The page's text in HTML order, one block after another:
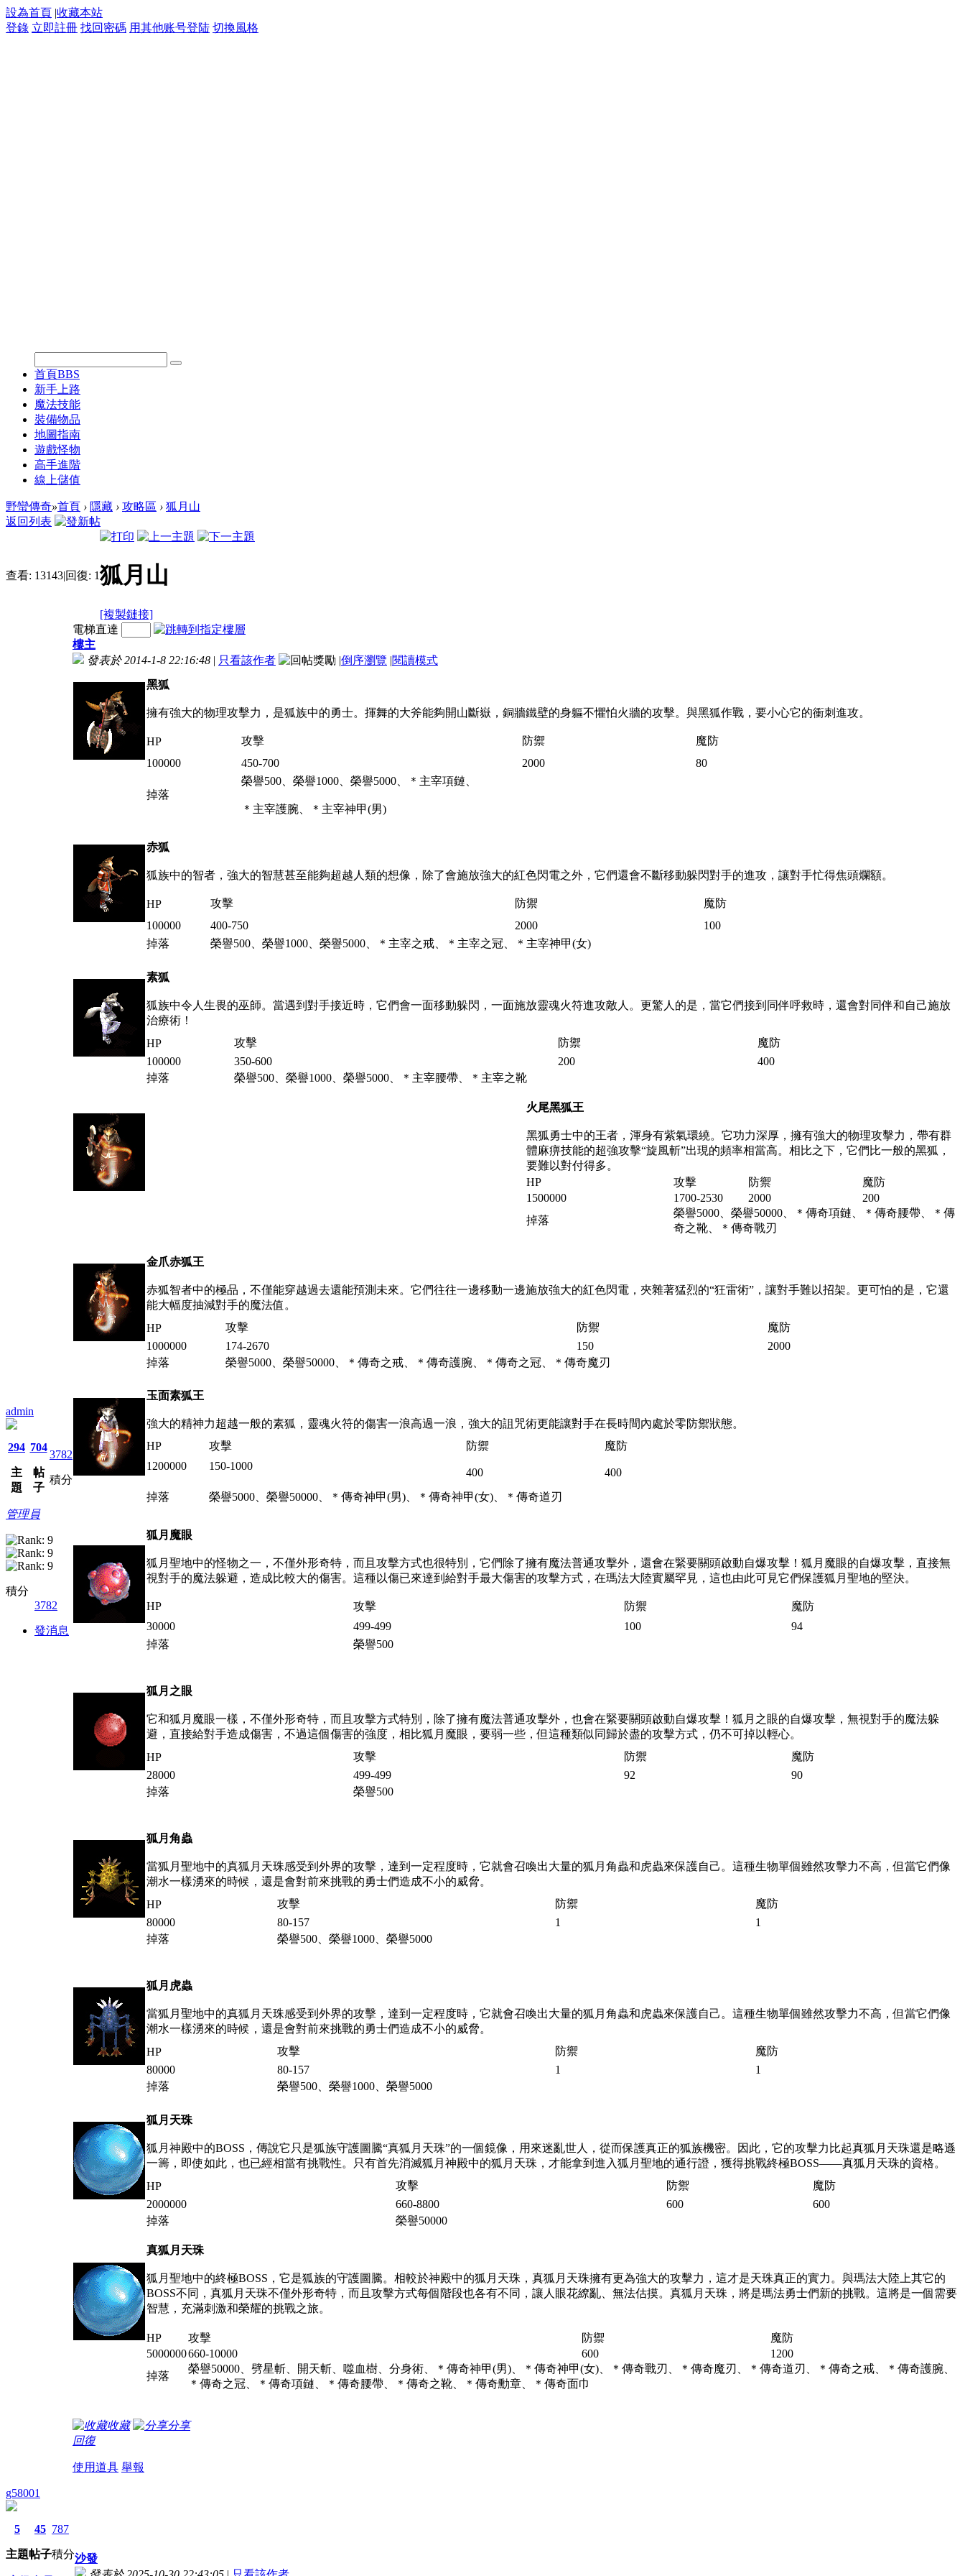
設為首頁 |收藏本站
登錄 立即註冊 找回密碼 用其他账号登陆 切換風格
首頁BBS
新手上路
魔法技能
裝備物品
地圖指南
遊戲怪物
高手進階
線上儲值
野蠻傳奇»首頁 › 隱藏 › 攻略區 › 狐月山
返回列表
查看: 13143|回復: 1狐月山
[複製鏈接]
admin
294
主
題
704
帖
子
3782
積分
管理員
積分
3782
發消息
電梯直達
樓主
發表於 2014-1-8 22:16:48 | 只看該作者 |倒序瀏覽 |閱讀模式
黑狐
擁有強大的物理攻擊力，是狐族中的勇士。揮舞的大斧能夠開山斷嶽，銅牆鐵壁的身軀不懼怕火牆的攻擊。與黑狐作戰，要小心它的衝刺進攻。
HP 攻擊 防禦
魔防
100000
450-700 2000 80
掉落
榮譽500 、榮譽1000、榮譽5000、＊主宰項鏈、
＊主宰護腕、＊主宰神甲(男)
赤狐
狐族中的智者，強大的智慧甚至能夠超越人類的想像，除了會施放強大的紅色閃電之外，它們還會不斷移動躲閃對手的進攻，讓對手忙得焦頭爛額。
HP 攻擊 防禦
魔防
100000
400-750 2000
100
掉落
榮譽500 、榮譽1000、榮譽5000、＊主宰之戒、＊主宰之冠、＊主宰神甲(女)
素狐
狐族中令人生畏的巫師。當遇到對手接近時，它們會一面移動躲閃，一面施放靈魂火符進攻敵人。更驚人的是，當它們接到同伴呼救時，還會對同伴和自己施放
治療術！
HP
攻擊 防禦
魔防
100000
350-600 200
400
掉落
榮譽500 、榮譽1000、榮譽5000、＊主宰腰帶、＊主宰之靴
火尾黑狐王
黑狐勇士中的王者，渾身有紫氣環繞。它功力深厚，擁有強大的物理攻擊力，帶有群
體麻痹技能的超強攻擊“旋風斬”出現的頻率相當高。相比之下，它們比一般的黑狐，
要難以對付得多。
HP
攻擊 防禦
魔防
1500000
1700-2530 2000
200
掉落
榮譽5000、榮譽50000、＊傳奇項鏈、＊傳奇腰帶、＊傳
奇之靴、＊傳奇戰刃
金爪赤狐王
赤狐智者中的極品，不僅能穿越過去還能預測未來。它們往往一邊移動一邊施放強大的紅色閃電，夾雜著猛烈的“狂雷術”，讓對手難以招架。更可怕的是，它還
能大幅度抽減對手的魔法值。
HP
攻擊 防禦
魔防
1000000
174-2670 150
2000
掉落
榮譽5000、榮譽50000、＊傳奇之戒、＊傳奇護腕、＊傳奇之冠、＊傳奇魔刃
玉面素狐王
強大的精神力超越一般的素狐，靈魂火符的傷害一浪高過一浪，強大的詛咒術更能讓對手在長時間內處於零防禦狀態。
HP
攻擊 防禦
魔防
1200000
150-1000
400
400
掉落
榮譽5000、榮譽50000、＊傳奇神甲(男)、＊傳奇神甲(女)、＊傳奇道刃
狐月魔眼
狐月聖地中的怪物之一，不僅外形奇特，而且攻擊方式也很特別，它們除了擁有魔法普通攻擊外，還會在緊要關頭啟動自爆攻擊！狐月魔眼的自爆攻擊，直接無
視對手的魔法躲避，造成比較大的傷害。這種以傷已來達到給對手最大傷害的攻擊方式，在瑪法大陸實屬罕見，這也由此可見它們保護狐月聖地的堅決。
HP 攻擊 防禦
魔防
30000
499-499 100
94
掉落
榮譽500
狐月之眼
它和狐月魔眼一樣，不僅外形奇特，而且攻擊方式特別，除了擁有魔法普通攻擊外，也會在緊要關頭啟動自爆攻擊！狐月之眼的自爆攻擊，無視對手的魔法躲
避，直接給對手造成傷害，不過這個傷害的強度，相比狐月魔眼，要弱一些，但這種類似同歸於盡的攻擊方式，仍不可掉以輕心。
HP
攻擊 防禦
魔防
28000
499-499 92
90
掉落
榮譽500
狐月角蟲
當狐月聖地中的真狐月天珠感受到外界的攻擊，達到一定程度時，它就會召喚出大量的狐月角蟲和虎蟲來保護自己。這種生物單個雖然攻擊力不高，但當它們像
潮水一樣湧來的時候，還是會對前來挑戰的勇士們造成不小的威脅。
HP
攻擊 防禦
魔防
80000
80-157 1
1
掉落
榮譽500 、榮譽1000、榮譽5000
狐月虎蟲
當狐月聖地中的真狐月天珠感受到外界的攻擊，達到一定程度時，它就會召喚出大量的狐月角蟲和虎蟲來保護自己。這種生物單個雖然攻擊力不高，但當它們像
潮水一樣湧來的時候，還是會對前來挑戰的勇士們造成不小的威脅。
HP
攻擊 防禦
魔防
80000
80-157 1
1
掉落
榮譽500 、榮譽1000、榮譽5000
狐月天珠
狐月神殿中的BOSS ，傳說它只是狐族守護圖騰“真狐月天珠”的一個鏡像，用來迷亂世人，從而保護真正的狐族機密。因此，它的攻擊力比起真狐月天珠還是略遜
一籌，即使如此，也已經相當有挑戰性。只有首先消滅狐月神殿中的狐月天珠，才能拿到進入狐月聖地的通行證，獲得挑戰終極BOSS——真狐月天珠的資格。
HP
攻擊 防禦
魔防
2000000
660-8800 600
600
掉落
榮譽50000
真狐月天珠
狐月聖地中的終極BOSS ，它是狐族的守護圖騰。相較於神殿中的狐月天珠，真狐月天珠擁有更為強大的攻擊力，這才是天珠真正的實力。與瑪法大陸上其它的
BOSS不同，真狐月天珠不僅外形奇特，而且攻擊方式每個階段也各有不同，讓人眼花繚亂、無法估摸。真狐月天珠，將是瑪法勇士們新的挑戰。這將是一個需要
智慧，充滿刺激和榮耀的挑戰之旅。
HP 攻擊 防禦
魔防
5000000660-10000 600
1200
掉落
榮譽50000、 劈星斬 、開天斬、噬血樹、分身術、＊傳奇神甲(男)、＊傳奇神甲(女)、＊傳奇戰刃、＊傳奇魔刃、＊傳奇道刃、＊傳奇之戒、＊傳奇護腕、
＊傳奇之冠、＊傳奇項鏈、＊傳奇腰帶、＊傳奇之靴、＊傳奇勳章、＊傳奇面巾
收藏
分享
回復
使用道具 舉報
g58001
5
主題
45
帖子
787
積分沙發